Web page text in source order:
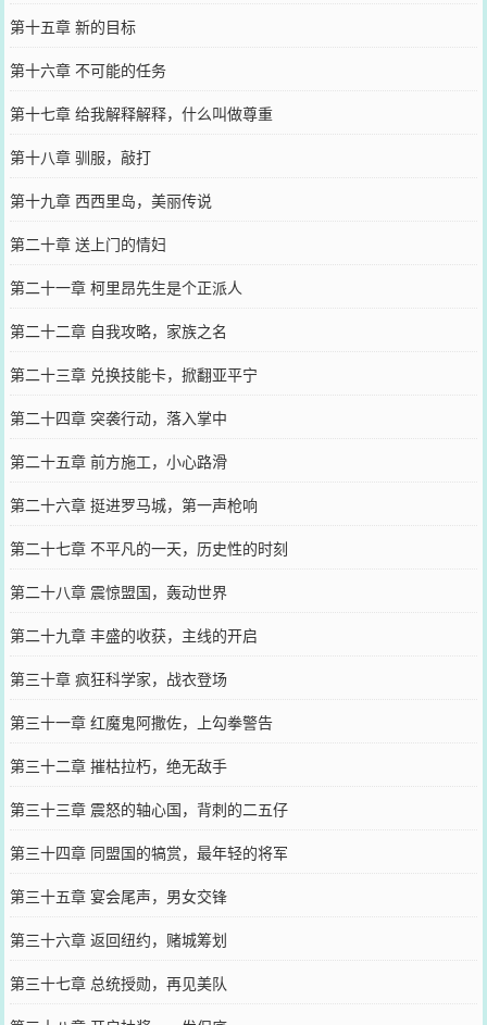
第十五章 新的目标
第十六章 不可能的任务
第十七章 给我解释解释，什么叫做尊重
第十八章 驯服，敲打
第十九章 西西里岛，美丽传说
第二十章 送上门的情妇
第二十一章 柯里昂先生是个正派人
第二十二章 自我攻略，家族之名
第二十三章 兑换技能卡，掀翻亚平宁
第二十四章 突袭行动，落入掌中
第二十五章 前方施工，小心路滑
第二十六章 挺进罗马城，第一声枪响
第二十七章 不平凡的一天，历史性的时刻
第二十八章 震惊盟国，轰动世界
第二十九章 丰盛的收获，主线的开启
第三十章 疯狂科学家，战衣登场
第三十一章 红魔鬼阿撒佐，上勾拳警告
第三十二章 摧枯拉朽，绝无敌手
第三十三章 震怒的轴心国，背刺的二五仔
第三十四章 同盟国的犒赏，最年轻的将军
第三十五章 宴会尾声，男女交锋
第三十六章 返回纽约，赌城筹划
第三十七章 总统授勋，再见美队